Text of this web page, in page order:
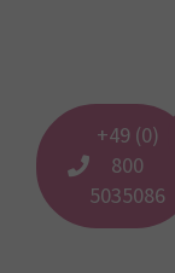
+49 (0)
800
5035086